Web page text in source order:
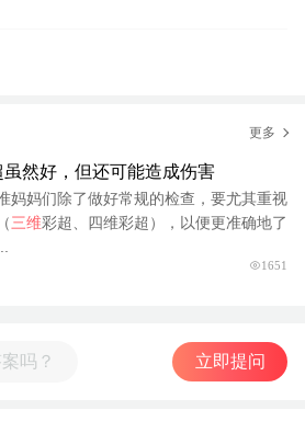
更多
虽然好，但还可能造成伤害
妈妈们除了做好常规的检查，要尤其重视
三维彩超、四维彩超），以便更准确地了
1651
立即提问